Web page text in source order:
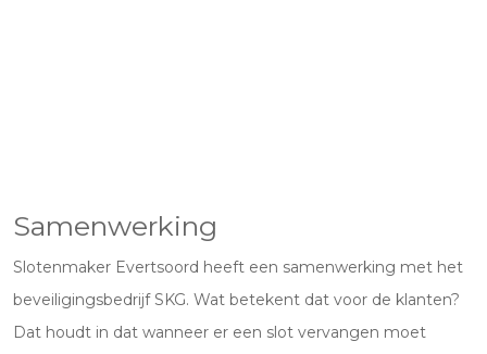
Samenwerking
Slotenmaker Evertsoord heeft een samenwerking met het
beveiligingsbedrijf SKG. Wat betekent dat voor de klanten?
Dat houdt in dat wanneer er een slot vervangen moet